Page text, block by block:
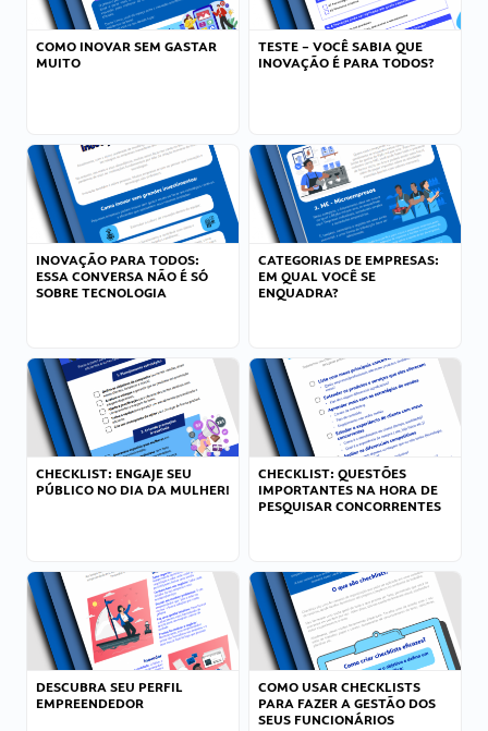
COMO INOVAR SEM GASTAR
MUITO
TESTE – VOCÊ SABIA QUE
INOVAÇÃO É PARA TODOS?
INOVAÇÃO PARA TODOS:
ESSA CONVERSA NÃO É SÓ
SOBRE TECNOLOGIA
CATEGORIAS DE EMPRESAS:
EM QUAL VOCÊ SE
ENQUADRA?
CHECKLIST: ENGAJE SEU
PÚBLICO NO DIA DA MULHER!
CHECKLIST: QUESTÕES
IMPORTANTES NA HORA DE
PESQUISAR CONCORRENTES
DESCUBRA SEU PERFIL
EMPREENDEDOR
COMO USAR CHECKLISTS
PARA FAZER A GESTÃO DOS
SEUS FUNCIONÁRIOS